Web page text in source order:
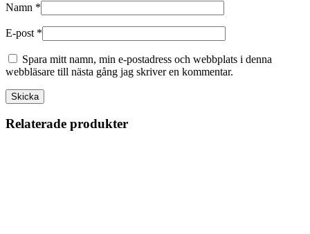
Namn *
E-post *
Spara mitt namn, min e-postadress och webbplats i denna
webbläsare till nästa gång jag skriver en kommentar.
Relaterade produkter